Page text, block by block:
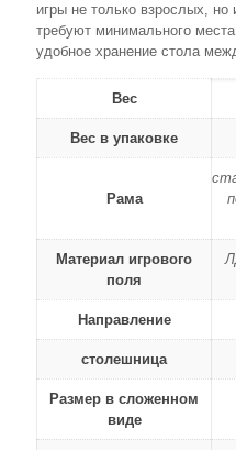
игры не только взрослых,
требуют минимального
удобное хранение стола
Вес
Вес в упаковке
Рама
Материал игрового
поля
Направление
столешница
Размер в сложенном
виде